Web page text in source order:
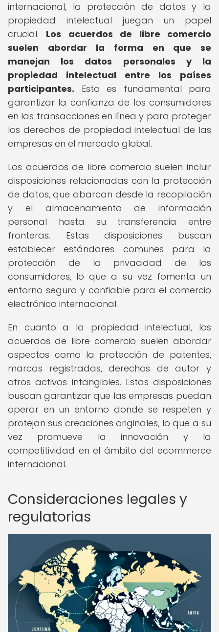
internacional, la protección de datos y la
propiedad intelectual juegan un papel
crucial. Los acuerdos de libre comercio
suelen abordar la forma en que se
manejan los datos personales y la
propiedad intelectual entre los países
participantes. Esto es fundamental para
garantizar la confianza de los consumidores
en las transacciones en línea y para proteger
los derechos de propiedad intelectual de las
empresas en el mercado global.
Los acuerdos de libre comercio suelen incluir
disposiciones relacionadas con la protección
de datos, que abarcan desde la recopilación
y el almacenamiento de información
personal hasta su transferencia entre
fronteras. Estas disposiciones buscan
establecer estándares comunes para la
protección de la privacidad de los
consumidores, lo que a su vez fomenta un
entorno seguro y confiable para el comercio
electrónico internacional.
En cuanto a la propiedad intelectual, los
acuerdos de libre comercio suelen abordar
aspectos como la protección de patentes,
marcas registradas, derechos de autor y
otros activos intangibles. Estas disposiciones
buscan garantizar que las empresas puedan
operar en un entorno donde se respeten y
protejan sus creaciones originales, lo que a su
vez promueve la innovación y la
competitividad en el ámbito del ecommerce
internacional.
Consideraciones legales y
regulatorias